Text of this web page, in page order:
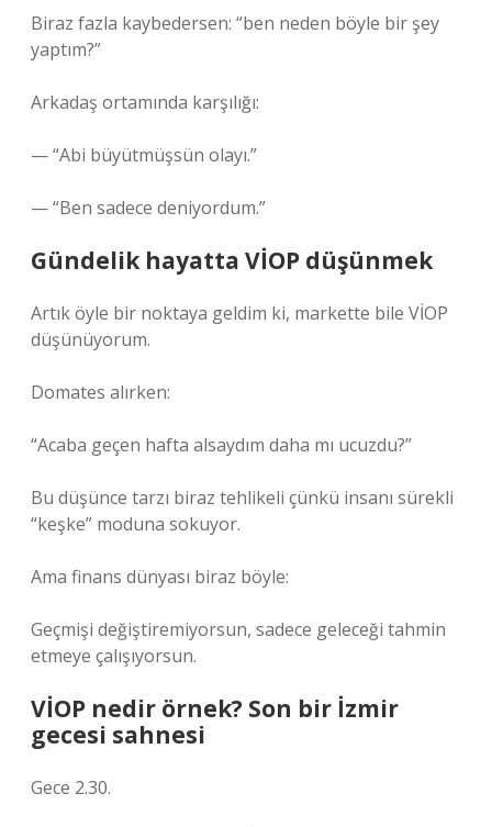
Biraz fazla kaybedersen: “ben neden böyle bir şey
yaptım?”
Arkadaş ortamında karşılığı:
— “Abi büyütmüşsün olayı.”
— “Ben sadece deniyordum.”
Gündelik hayatta VİOP düşünmek
Artık öyle bir noktaya geldim ki, markette bile VİOP
düşünüyorum.
Domates alırken:
“Acaba geçen hafta alsaydım daha mı ucuzdu?”
Bu düşünce tarzı biraz tehlikeli çünkü insanı sürekli
“keşke” moduna sokuyor.
Ama finans dünyası biraz böyle:
Geçmişi değiştiremiyorsun, sadece geleceği tahmin
etmeye çalışıyorsun.
VİOP nedir örnek? Son bir İzmir
gecesi sahnesi
Gece 2.30.